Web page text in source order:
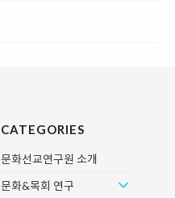
CATEGORIES
문화선교연구원 소개
문화&목회 연구